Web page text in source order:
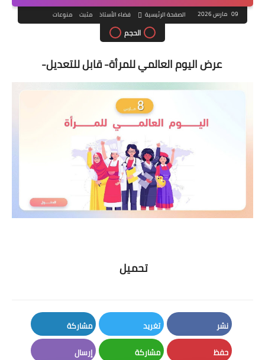
09 مارس 2026 الصفحة الرئيسية فضاء الأستاذ مثبت منوعات
الحجم
عرض اليوم العالمي للمرأة- قابل للتعديل-
تحميل
نشر
Facebook
تغريد
Twitter
مشاركة
LinkedIn
حفظ مشاركة إرسال